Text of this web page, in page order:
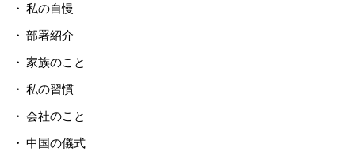
私の自慢
部署紹介
家族のこと
私の習慣
会社のこと
中国の儀式